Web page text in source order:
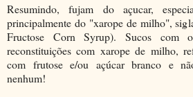
Resumindo, fujam do açucar,
principalmente do "xarope de milho",
Fructose Corn Syrup). Sucos com
reconstituições com xarope de milho,
com frutose e/ou açúcar branco e
nenhum!